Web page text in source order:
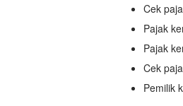
Cek
Pajak
Pajak
Cek
Pemilik